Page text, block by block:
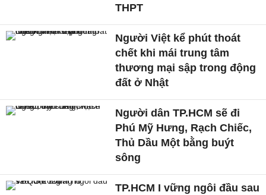
THPT
Người Việt kể phút thoát
chết khi mái trung tâm
thương mại sập trong động
đất ở Nhật
Người dân TP.HCM sẽ đi
Phú Mỹ Hưng, Rạch Chiếc,
Thủ Dầu Một bằng buýt
sông
TP.HCM I vững ngôi đầu sau